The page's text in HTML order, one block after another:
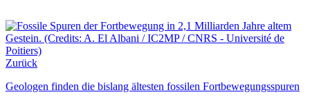
Zurück
Geologen finden die bislang ältesten fossilen Fortbewegungsspuren